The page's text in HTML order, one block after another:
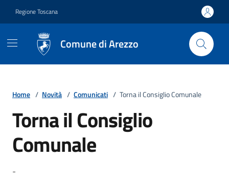
Regione Toscana
Comune di Arezzo
Home / Novità / Comunicati / Torna il Consiglio Comunale
Torna il Consiglio
Comunale
Dettagli della notizia
-